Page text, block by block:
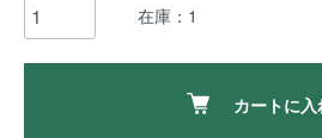
在庫：1
カートに入